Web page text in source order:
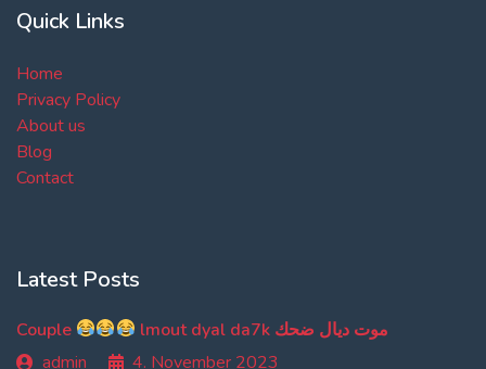
Quick Links
Home
Privacy Policy
About us
Blog
Contact
Latest Posts
Couple
lmout dyal da7k موت ديال ضحك
admin
4. November 2023